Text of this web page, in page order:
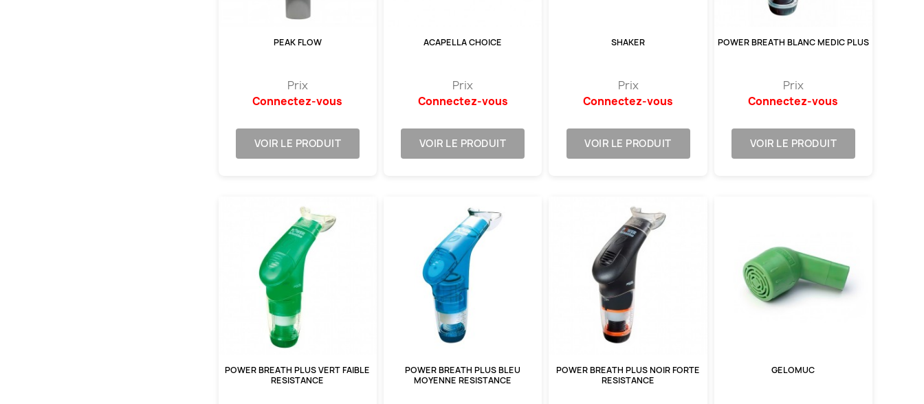
PEAK FLOW
Prix
Connectez-vous
VOIR LE PRODUIT
ACAPELLA CHOICE
Prix
Connectez-vous
VOIR LE PRODUIT
SHAKER
Prix
Connectez-vous
VOIR LE PRODUIT
POWER BREATH BLANC MEDIC PLUS
Prix
Connectez-vous
VOIR LE PRODUIT
POWER BREATH PLUS VERT FAIBLE
RESISTANCE
POWER BREATH PLUS BLEU
MOYENNE RESISTANCE
POWER BREATH PLUS NOIR FORTE
RESISTANCE
GELOMUC